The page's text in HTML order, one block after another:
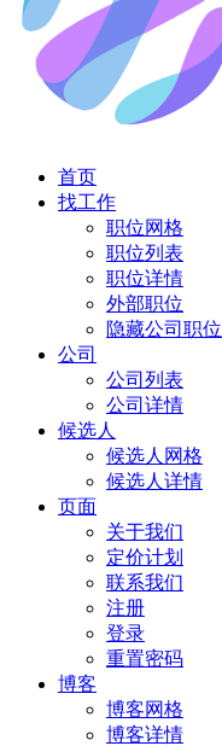
首页
找工作
职位网格
职位列表
职位详情
外部职位
隐藏公司职位
公司
公司列表
公司详情
候选人
候选人网格
候选人详情
页面
关于我们
定价计划
联系我们
注册
登录
重置密码
博客
博客网格
博客详情